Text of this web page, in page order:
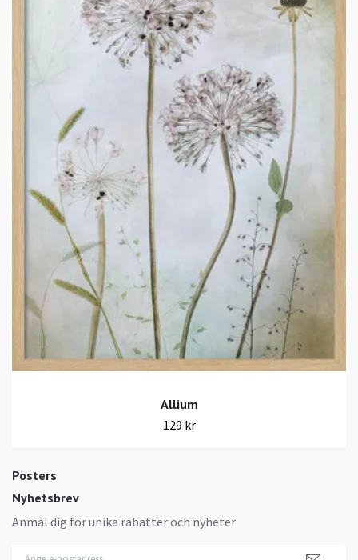
Posters
Nyhetsbrev
Anmäl dig för unika rabatter och nyheter
Allium
129 kr